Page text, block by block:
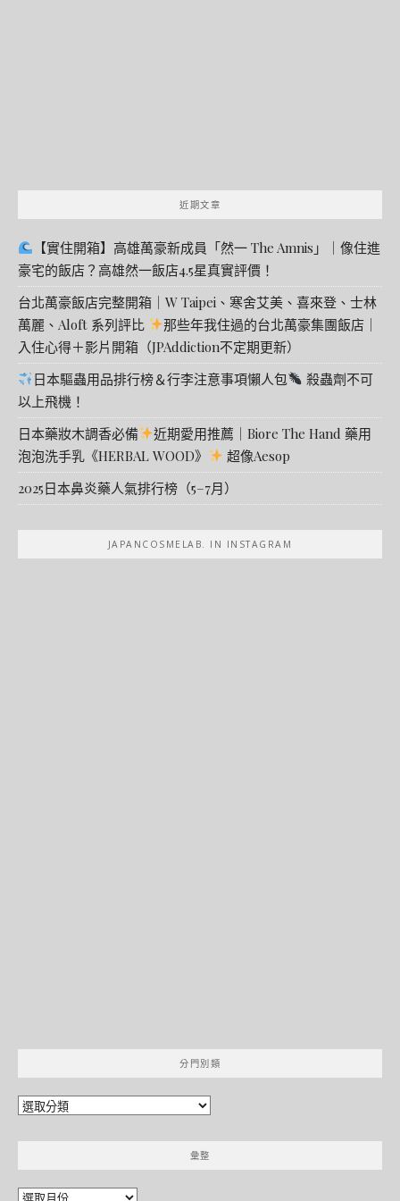
近期文章
【實住開箱】高雄萬豪新成員「然一 The Amnis」｜像住進
豪宅的飯店？高雄然一飯店4.5星真實評價！
台北萬豪飯店完整開箱｜W Taipei、寒舍艾美、喜來登、士林
萬麗、Aloft 系列評比
那些年我住過的台北萬豪集團飯店｜
入住心得＋影片開箱（JPAddiction不定期更新）
日本驅蟲用品排行榜＆行李注意事項懶人包
殺蟲劑不可
以上飛機！
日本藥妝木調香必備
近期愛用推薦｜Biore The Hand 藥用
泡泡洗手乳《HERBAL WOOD》
超像Aesop
2025日本鼻炎藥人氣排行榜（5–7月）
JAPANCOSMELAB. IN INSTAGRAM
分門別類
分
別
彙整
彙